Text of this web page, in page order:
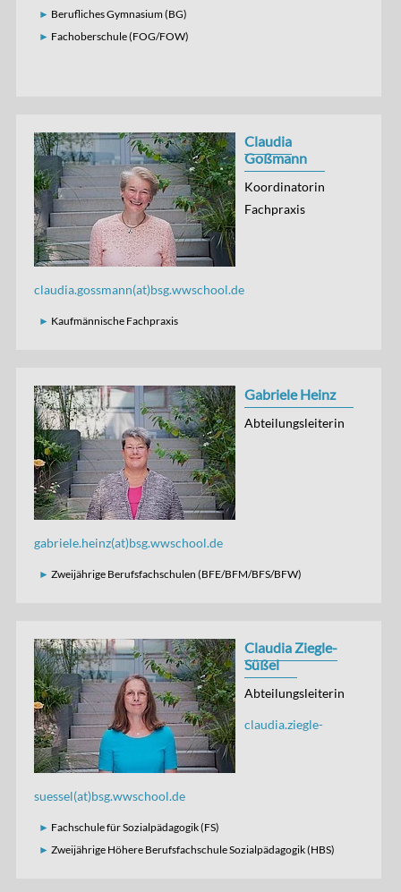
Berufliches Gymnasium (BG)
Fachoberschule (FOG/FOW)
Claudia
Goßmann
Koordinatorin
Fachpraxis
claudia.gossmann(at)bsg.wwschool.de
Kaufmännische Fachpraxis
Gabriele Heinz
Abteilungsleiterin
gabriele.heinz(at)bsg.wwschool.de
Zweijährige Berufsfachschulen (BFE/BFM/BFS/BFW)
Claudia Ziegle-
Süßel
Abteilungsleiterin
claudia.ziegle-
suessel(at)bsg.wwschool.de
Fachschule für Sozialpädagogik (FS)
Zweijährige Höhere Berufsfachschule Sozialpädagogik (HBS)